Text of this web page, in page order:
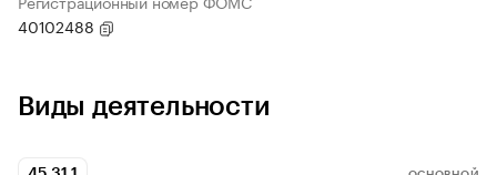
40102488
Виды деятельности